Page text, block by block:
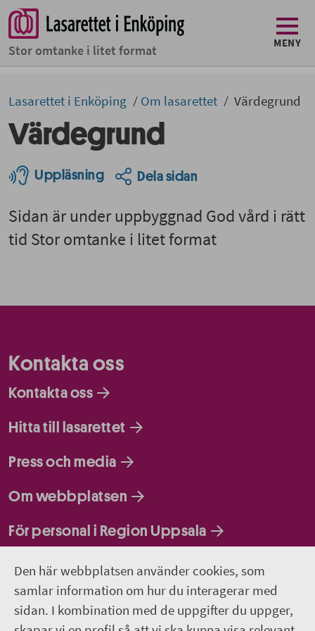
Den här webbplatsen använder cookies, som
samlar information om hur du interagerar med
sidan. I kombination med de uppgifter du uppger,
Stor omtanke i litet format MENY
Lasarettet i Enköping Om lasarettet Värdegrund
Värdegrund
Uppläsning Dela sidan
Sidan är under uppbyggnad God vård i rätt
tid Stor omtanke i litet format
Kontakta oss
Kontakta oss
Hitta till lasarettet
Press och media
Om webbplatsen
För personal i Region Uppsala
Följ oss
Facebook - Infocenter/bibliotek